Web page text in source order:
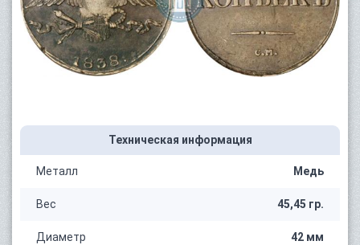
Техническая информация
Металл Медь
Вес 45,45 гр.
Диаметр 42 мм